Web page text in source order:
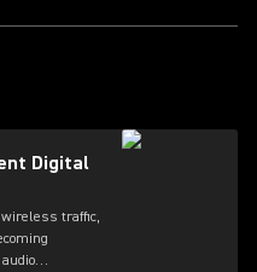
Digital
traffic,